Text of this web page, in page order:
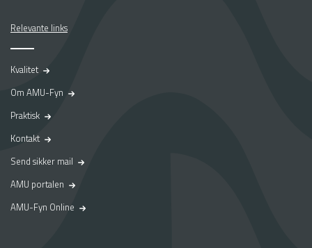
k
a
s
p
A
M
-
F
Relevante links
Kvalitet
Om AMU-Fyn
Praktisk
Kontakt
Send sikker mail
AMU portalen
AMU-Fyn Online